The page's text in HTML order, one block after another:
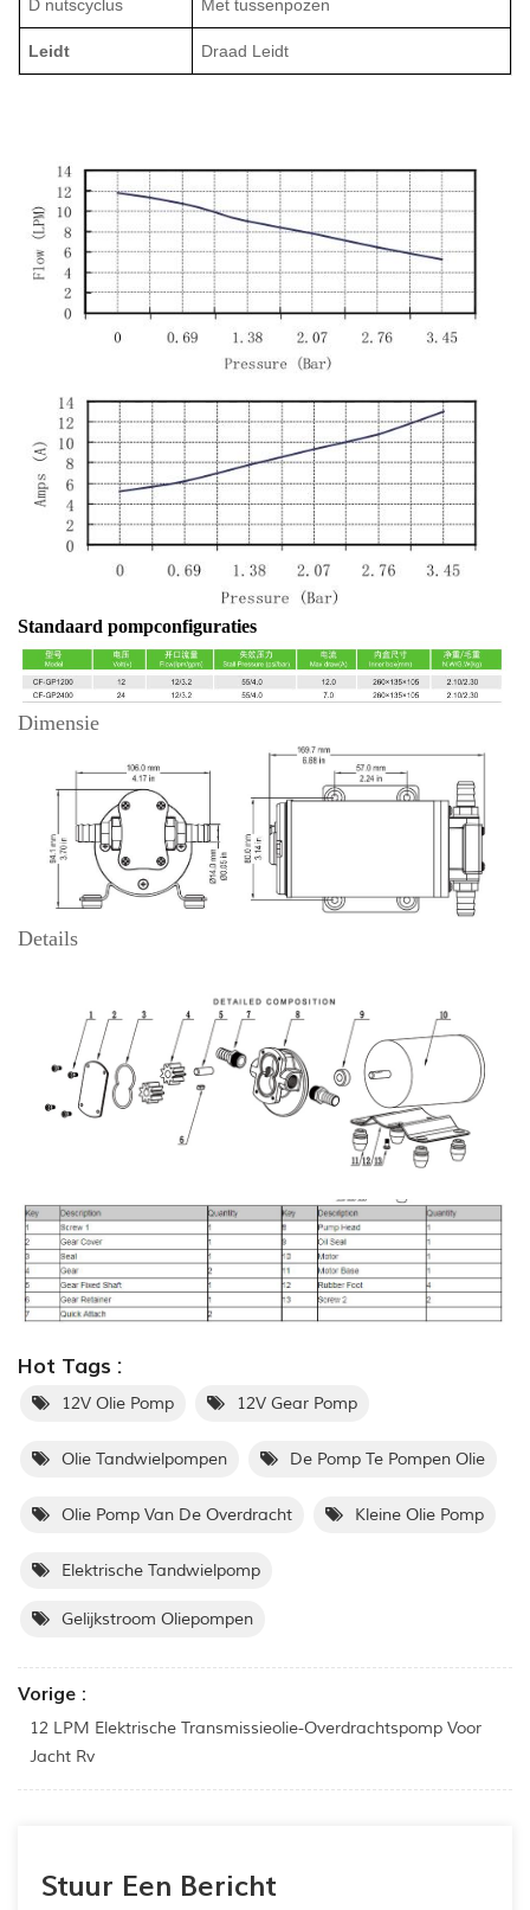
D nutscyclus Met tussenpozen
Leidt Draad Leidt
Standaard pompconfiguraties
Dimensie
Details
Hot Tags :
12V Olie Pomp 12V Gear Pomp
Olie Tandwielpompen De Pomp Te Pompen Olie
Olie Pomp Van De Overdracht Kleine Olie Pomp
Elektrische Tandwielpomp
Gelijkstroom Oliepompen
Vorige :
12 LPM Elektrische Transmissieolie-Overdrachtspomp Voor
Jacht Rv
Stuur Een Bericht